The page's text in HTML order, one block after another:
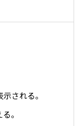
される。
。